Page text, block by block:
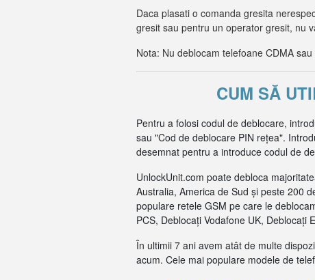
Daca plasati o comanda gresita
gresit sau pentru un operator gresit, nu
Nota: Nu deblocam telefoane CDMA
CUM SĂ
Pentru a folosi codul de deblocare,
sau "Cod de deblocare PIN rețea".
desemnat pentru a introduce codul de
UnlockUnit.com poate debloca
Australia, America de Sud și peste 200
populare retele GSM pe care le
PCS, Deblocați Vodafone UK, Deblocați
În ultimii 7 ani avem atât de multe
acum. Cele mai populare modele de